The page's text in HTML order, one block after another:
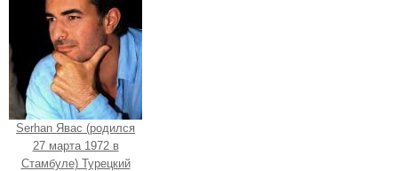
Serhan Явас (родился
27 марта 1972 в
Стамбуле) Турецкий